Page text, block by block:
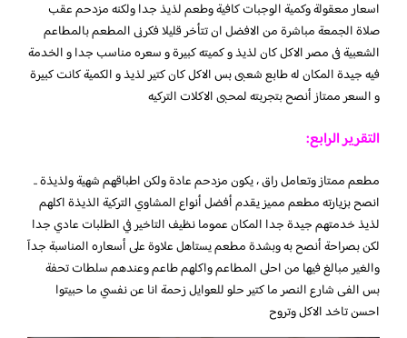
اسعار معقولة وكمية الوجبات كافية وطعم لذيذ جدا ولكنه مزدحم عقب
صلاة الجمعة مباشرة من الافضل ان تتأخر قليلا فكرنى المطعم بالمطاعم
الشعبية فى مصر الاكل كان لذيذ و كميته كبيرة و سعره مناسب جدا و الخدمة
فيه جيدة المكان له طابع شعبى بس الاكل كان كتير لذيذ و الكمية كانت كبيرة
و السعر ممتاز أنصح بتجربته لمحبى الاكلات التركيه
التقرير الرابع:
مطعم ممتاز وتعامل راق ، يكون مزدحم عادة ولكن اطباقهم شهية ولذيذة ..
انصح بزيارته مطعم مميز يقدم أفضل أنواع المشاوي التركية الذيذة اكلهم
لذيذ خدمتهم جيدة جدا المكان عموما نظيف التاخير في الطلبات عادي جدا
لكن بصراحة أنصح به وبشدة مطعم يستاهل علاوة على أسعاره المناسبة جدآ
والغير مبالغ فيها من احلى المطاعم واكلهم طاعم وعندهم سلطات تحفة
بس الفى شارع النصر ما كتير حلو للعوايل زحمة انا عن نفسي ما حبيتوا
احسن تاخد الاكل وتروح